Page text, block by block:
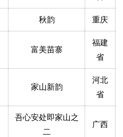
秋韵 重庆
富美苗寨
福建
省
家山新韵
河北
省
吾心安处即家山之
二
广西